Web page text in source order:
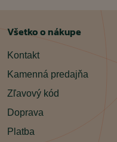
Všetko o nákupe
Kontakt
Kamenná predajňa
Zľavový kód
Doprava
Platba